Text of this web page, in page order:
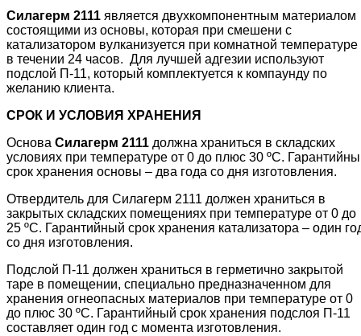
Силагерм 2111 является двухкомпонентным материалом
состоящими из основы, которая при смешени с
катализатором вулканизуется при комнатной температуре
в течении 24 часов. Для лучшей адгезии используют
подслой П-11, который комплектуется к компаунду по
желанию клиента.
СРОК И УСЛОВИЯ ХРАНЕНИЯ
Основа Силагерм 2111 должна храниться в складских
условиях при температуре от 0 до плюс 30 ºС.
срок хранения основы – два года со дня изготовления.
Отвердитель для Силагерм 2111 должен храниться в
закрытых складских помещениях при температуре от 0 до
25 ºС. Гарантийный срок хранения катализатора – один
со дня изготовления.
Подслой П-11 должен храниться в герметично закрытой
таре в помещении, специально предназначенном для
хранения огнеопасных материалов при температуре от 0
до плюс 30 ºС. Гарантийный срок хранения подслоя П-11
составляет один год с момента изготовления.